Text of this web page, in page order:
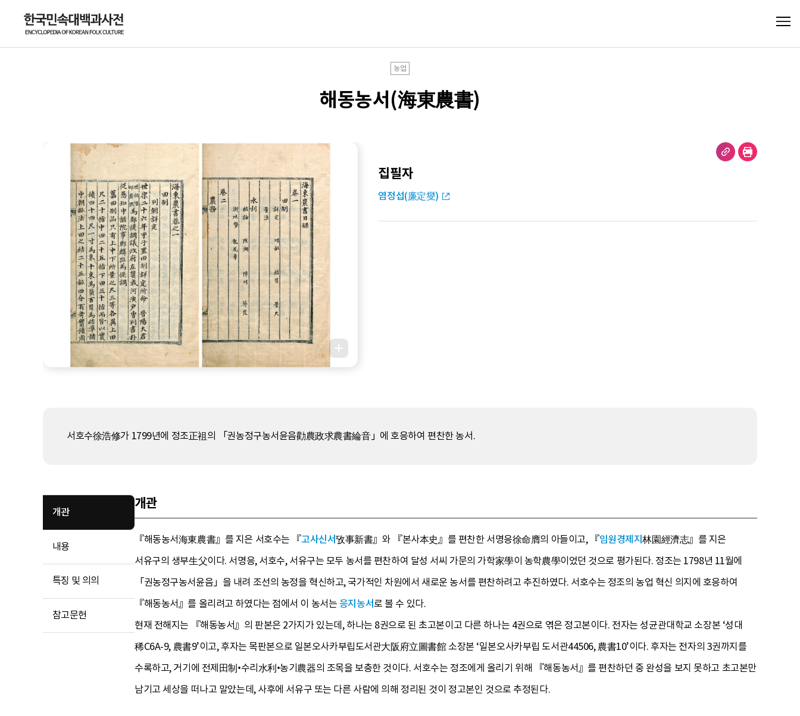
농업
해동농서(海東農書)
집필자
염정섭(廉定燮)
서호수徐浩修가 1799년에 정조正祖의 「권농정구농서윤음勸農政求農書綸音」에 호응하여 편찬한 농서.
개관
내용
특징 및 의의
참고문헌
개관
『해동농서海東農書』를 지은 서호수는 『고사신서攷事新書』와 『본사本史』를 편찬한 서명응徐命膺의 아들이고, 『임원경제지林園經濟志』를 지은
서유구의 생부生父이다. 서명응, 서호수, 서유구는 모두 농서를 편찬하여 달성 서씨 가문의 가학家學이 농학農學이었던 것으로 평가된다. 정조는 1798년 11월에
「권농정구농서윤음」을 내려 조선의 농정을 혁신하고, 국가적인 차원에서 새로운 농서를 편찬하려고 추진하였다. 서호수는 정조의 농업 혁신 의지에 호응하여
『해동농서』를 올리려고 하였다는 점에서 이 농서는응지농서로 볼 수 있다.
현재 전해지는 『해동농서』의 판본은 2가지가 있는데, 하나는 8권으로 된 초고본이고 다른 하나는 4권으로 엮은 정고본이다. 전자는 성균관대학교 소장본 ‘성대
稀C6A-9, 農書9’이고, 후자는 목판본으로 일본오사카부립도서관大阪府立圖書館 소장본 ‘일본오사카부립 도서관44506, 農書10’이다. 후자는 전자의 3권까지를
수록하고, 거기에 전제田制•수리水利•농기農器의 조목을 보충한 것이다. 서호수는 정조에게 올리기 위해 『해동농서』를 편찬하던 중 완성을 보지 못하고 초고본만
남기고 세상을 떠나고 말았는데, 사후에 서유구 또는 다른 사람에 의해 정리된 것이 정고본인 것으로 추정된다.